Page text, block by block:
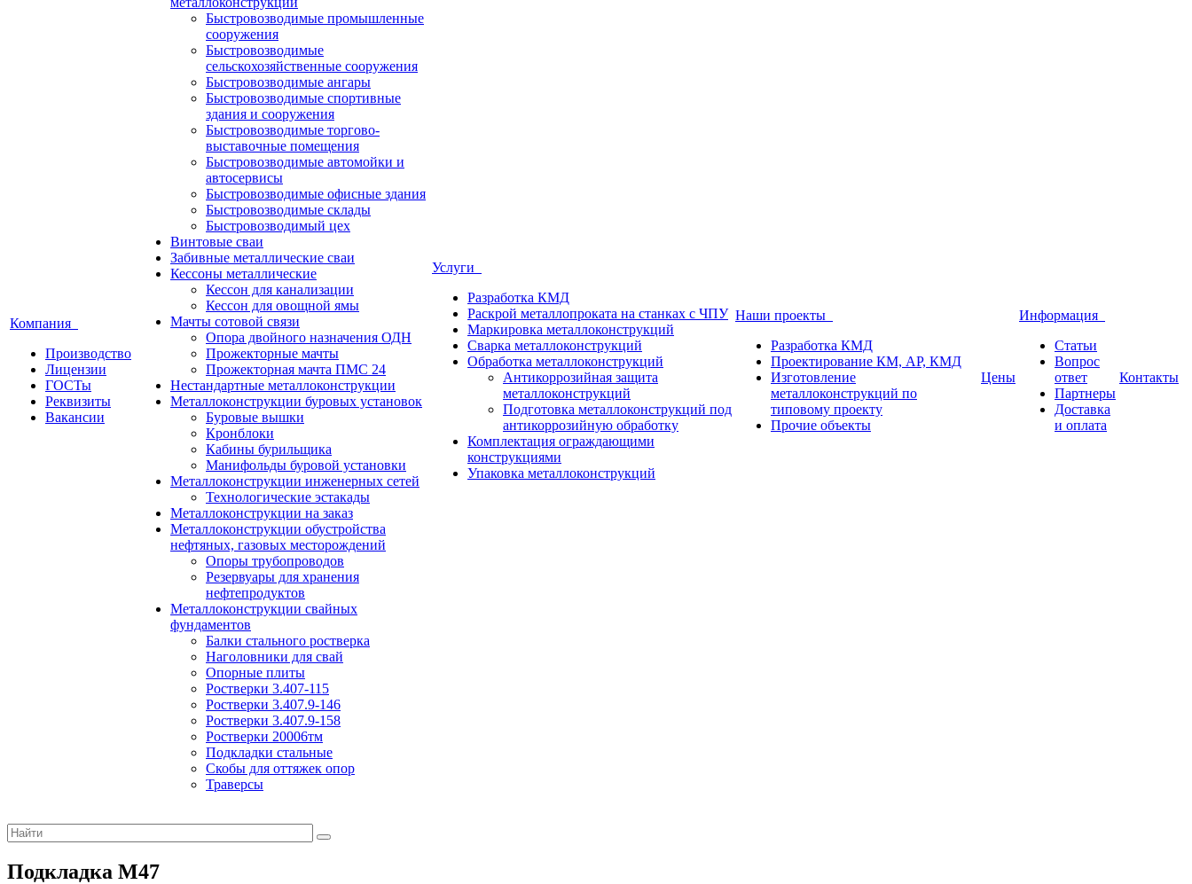
Компания
Производство
Лицензии
ГОСТы
Реквизиты
Вакансии
Быстровозводимые промышленные
сооружения
Быстровозводимые
сельскохозяйственные сооружения
Быстровозводимые ангары
Быстровозводимые спортивные
здания и сооружения
Быстровозводимые торгово-
выставочные помещения
Быстровозводимые автомойки и
автосервисы
Быстровозводимые офисные здания
Быстровозводимые склады
Быстровозводимый цех
Винтовые сваи
Забивные металлические сваи
Кессоны металлические
Кессон для канализации
Кессон для овощной ямы
Мачты сотовой связи
Опора двойного назначения ОДН
Прожекторные мачты
Прожекторная мачта ПМС 24
Нестандартные металлоконструкции
Металлоконструкции буровых установок
Буровые вышки
Кронблоки
Кабины бурильщика
Манифольды буровой установки
Металлоконструкции инженерных сетей
Технологические эстакады
Металлоконструкции на заказ
Металлоконструкции обустройства
нефтяных, газовых месторождений
Опоры трубопроводов
Резервуары для хранения
нефтепродуктов
Металлоконструкции свайных
фундаментов
Балки стального ростверка
Наголовники для свай
Опорные плиты
Ростверки 3.407-115
Ростверки 3.407.9-146
Ростверки 3.407.9-158
Ростверки 20006тм
Подкладки стальные
Скобы для оттяжек опор
Траверсы
Услуги
Разработка КМД
Раскрой металлопроката на станках с ЧПУ
Маркировка металлоконструкций
Сварка металлоконструкций
Обработка металлоконструкций
Антикоррозийная защита
металлоконструкций
Подготовка металлоконструкций под
антикоррозийную обработку
Комплектация ограждающими
конструкциями
Упаковка металлоконструкций
Наши проекты
Разработка КМД
Проектирование КМ, АР, КМД
Изготовление
металлоконструкций по
типовому проекту
Прочие объекты
Цены
Информация
Статьи
Вопрос
ответ
Партнеры
Доставка
и оплата
Контакты
Подкладка М47